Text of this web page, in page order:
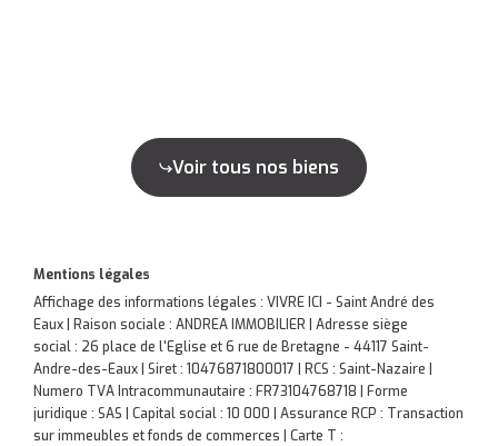
Voir tous nos biens
Mentions légales
Affichage des informations légales : VIVRE ICI - Saint André des
Eaux | Raison sociale : ANDREA IMMOBILIER | Adresse siège
social : 26 place de l'Eglise et 6 rue de Bretagne - 44117 Saint-
Andre-des-Eaux | Siret : 10476871800017 | RCS : Saint-Nazaire |
Numero TVA Intracommunautaire : FR73104768718 | Forme
juridique : SAS | Capital social : 10 000 | Assurance RCP : Transaction
sur immeubles et fonds de commerces | Carte T :